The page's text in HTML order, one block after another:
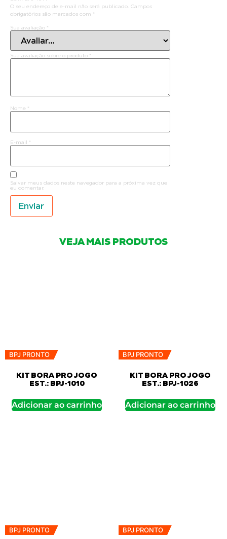
O seu endereço de e-mail não será publicado. Campos
obrigatórios são marcados com *
Sua avaliação *
Sua avaliação sobre o produto *
Nome *
E-mail *
Salvar meus dados neste navegador para a próxima vez que
eu comentar.
VEJA MAIS PRODUTOS
BPJ PRONTO
KIT BORA PRO JOGO
EST.: BPJ-1010
Adicionar ao carrinho
BPJ PRONTO
KIT BORA PRO JOGO
EST.: BPJ-1026
Adicionar ao carrinho
BPJ PRONTO BPJ PRONTO